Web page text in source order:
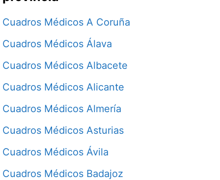
Cuadros Médicos A Coruña
Cuadros Médicos Álava
Cuadros Médicos Albacete
Cuadros Médicos Alicante
Cuadros Médicos Almería
Cuadros Médicos Asturias
Cuadros Médicos Ávila
Cuadros Médicos Badajoz